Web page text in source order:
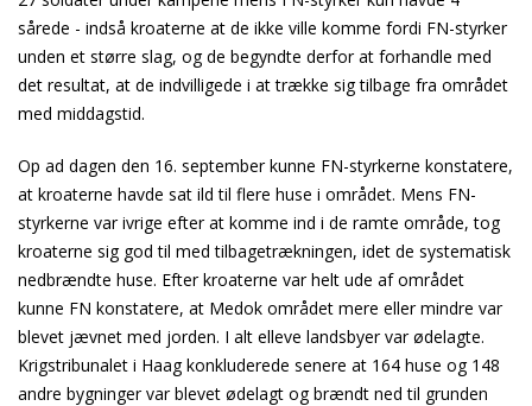
sårede - indså kroaterne at de ikke ville komme fordi FN-styrker
unden et større slag, og de begyndte derfor at forhandle med
det resultat, at de indvilligede i at trække sig tilbage fra området
med middagstid.
Op ad dagen den 16. september kunne FN-styrkerne konstatere,
at kroaterne havde sat ild til flere huse i området. Mens FN-
styrkerne var ivrige efter at komme ind i de ramte område, tog
kroaterne sig god til med tilbagetrækningen, idet de systematisk
nedbrændte huse. Efter kroaterne var helt ude af området
kunne FN konstatere, at Medok området mere eller mindre var
blevet jævnet med jorden. I alt elleve landsbyer var ødelagte.
Krigstribunalet i Haag konkluderede senere at 164 huse og 148
andre bygninger var blevet ødelagt og brændt ned til grunden